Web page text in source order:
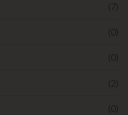
(7)
(0)
(0)
(2)
(0)